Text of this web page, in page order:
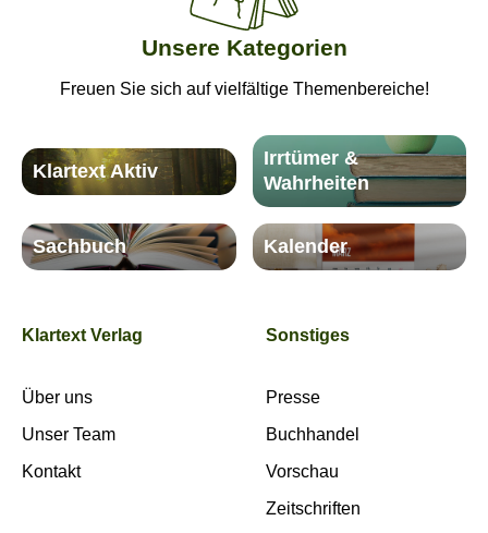
Unsere Kategorien
Freuen Sie sich auf vielfältige Themenbereiche!
Klartext Aktiv
Irrtümer &
Wahrheiten
Sachbuch Kalender
Klartext Verlag
Über uns
Unser Team
Kontakt
Sonstiges
Presse
Buchhandel
Vorschau
Zeitschriften